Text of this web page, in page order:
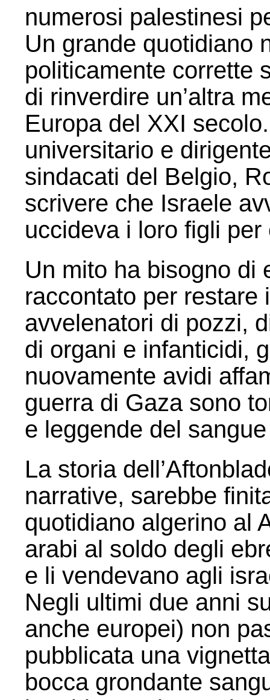
numerosi palestinesi
Un grande quotidiano
politicamente corrette
di rinverdire un’altra
Europa del XXI
universitario e
sindacati del Belgio,
scrivere che Israele
uccideva i loro figli
Un mito ha bisogno di
raccontato per
avvelenatori di pozzi,
di organi e infanticidi,
nuovamente avidi
guerra di Gaza sono
e leggende del
La storia
narrative, sarebbe
quotidiano algerino al
arabi al soldo degli
e li vendevano agli
Negli ultimi due anni
anche europei) non
pubblicata una
bocca grondante